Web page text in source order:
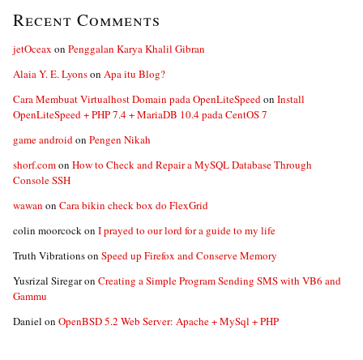
Recent Comments
jetOceax on Penggalan Karya Khalil Gibran
Alaia Y. E. Lyonson Apa itu Blog?
Cara Membuat Virtualhost Domain pada OpenLiteSpeedon Install
OpenLiteSpeed + PHP 7.4 + MariaDB 10.4 pada CentOS 7
game androidon Pengen Nikah
shorf.comon How to Check and Repair a MySQL Database Through
Console SSH
wawan on Cara bikin check box do FlexGrid
colin moorcockon I prayed to our lord for a guide to my life
Truth Vibrationson Speed up Firefox and Conserve Memory
Yusrizal Siregaron Creating a Simple Program Sending SMS with VB6 and
Gammu
Daniel on OpenBSD 5.2 Web Server: Apache + MySql + PHP